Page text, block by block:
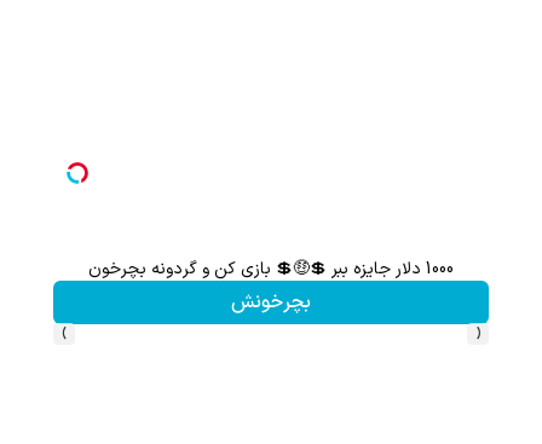
1000 دلار جایزه ببر 💲🤑💲 بازی کن و گردونه بچرخون
بچرخونش
‹
›